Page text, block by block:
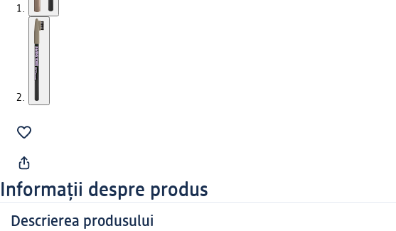
Informații despre produs
Descrierea produsului